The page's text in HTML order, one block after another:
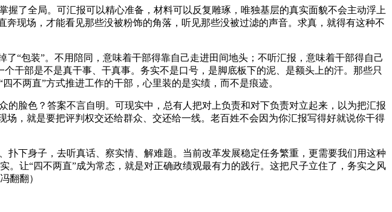
了全局。可汇报可以精心准备，材料可以反复雕琢，唯独基层的真实面貌不会主动浮上
现场，才能看见那些没被粉饰的角落，听见那些没被过滤的声音。求真，就得有这种不
“包装”。不用陪同，意味着干部得靠自己走进田间地头；不听汇报，意味着干部得自己
干部是不是真干事、干真事。务实不是口号，是脚底板下的泥、是额头上的汗。那些只
不两直”方式推进工作的干部，心里装的是实绩，而不是痕迹。
脸色？答案不言自明。可现实中，总有人把对上负责和对下负责对立起来，以为把汇报
，就是要把评判权交还给群众、交还给一线。老百姓不会因为你汇报写得好就说你干得
下身子，去听真话、察实情、解难题。当前改革发展稳定任务繁重，更需要我们用这种
让“四不两直”成为常态，就是对正确政绩观最有力的践行。这把尺子立住了，务实之风
翻翻）